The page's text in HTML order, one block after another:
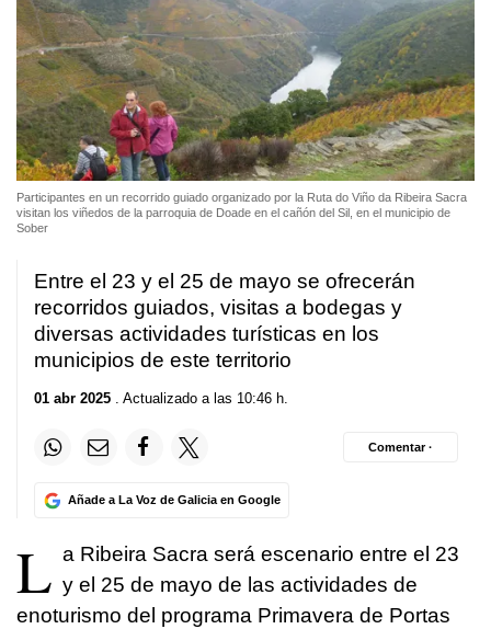
Participantes en un recorrido guiado organizado por la Ruta do Viño da Ribeira Sacra
visitan los viñedos de la parroquia de Doade en el cañón del Sil, en el municipio de
Sober
Entre el 23 y el 25 de mayo se ofrecerán
recorridos guiados, visitas a bodegas y
diversas actividades turísticas en los
municipios de este territorio
01 abr 2025 . Actualizado a las 10:46 h.
Añade a La Voz de Galicia en Google
Comentar ·
L a Ribeira Sacra será escenario entre el 23
y el 25 de mayo de las actividades de
enoturismo del programa Primavera de Portas